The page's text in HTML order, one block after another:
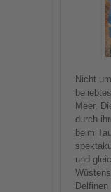
Nicht
Meer.
durch
beim
und